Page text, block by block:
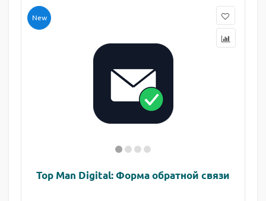
New
Top Man Digital: Форма обратной связи